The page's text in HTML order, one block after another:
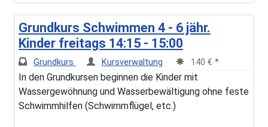
Grundkurs Schwimmen 4 - 6 jähr.
Kinder freitags 14:15 - 15:00
Grundkurs Kursverwaltung 140 € *
In den Grundkursen beginnen die Kinder mit
Wassergewöhnung und Wasserbewältigung ohne feste
Schwimmhilfen (Schwimmflügel, etc.)